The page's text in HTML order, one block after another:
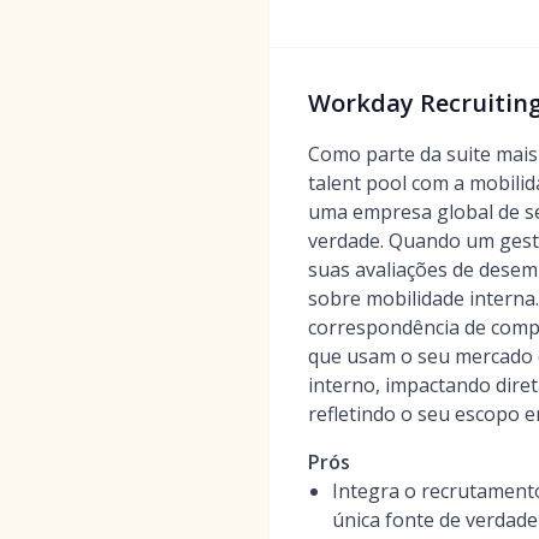
Workday
Como parte da suite
talent pool com a
uma empresa global de
verdade. Quando um
suas avaliações de
sobre mobilidade
correspondência de
que usam o seu
interno, impactando
refletindo o seu escopo
Prós
Integra o
única fonte de verdade